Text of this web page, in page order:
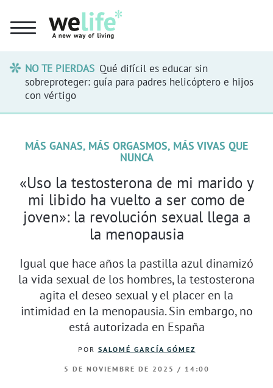
NO TE PIERDAS Qué difícil es educar sin
sobreproteger: guía para padres helicóptero e hijos
con vértigo
MÁS GANAS, MÁS ORGASMOS, MÁS VIVAS QUE
NUNCA
«Uso la testosterona de mi marido y
mi libido ha vuelto a ser como de
joven»: la revolución sexual llega a
la menopausia
Igual que hace años la pastilla azul dinamizó
la vida sexual de los hombres, la testosterona
agita el deseo sexual y el placer en la
intimidad en la menopausia. Sin embargo, no
está autorizada en España
POR SALOMÉ GARCÍA GÓMEZ
5 DE NOVIEMBRE DE 2025 / 14:00